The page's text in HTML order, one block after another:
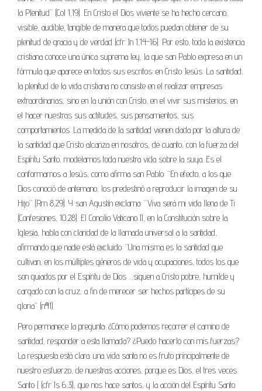
la Plenitud” (Col 1,19). En Cristo el Dios viviente se ha hecho cercano,
visible, audible, tangible de manera que todos puedan obtener de su
plenitud de gracia y de verdad (cfr Jn 1,14-16). Por esto, toda la existencia
cristiana conoce una única suprema ley, la que san Pablo expresa en un
fórmula que aparece en todos sus escritos: en Cristo Jesús. La santidad,
la plenitud de la vida cristiana no consiste en el realizar empresas
extraordinarias, sino en la unión con Cristo, en el vivir sus misterios, en
el hacer nuestras sus actitudes, sus pensamientos, sus
comportamientos. La medida de la santidad vienen dada por la altura de
la santidad que Cristo alcanza en nosotros, de cuanto, con la fuerza del
Espíritu Santo, modelamos toda nuestra vida sobre la suya. Es el
conformarnos a Jesús, como afirma san Pablo: “En efecto, a los que
Dios conoció de antemano, los predestinó a reproducir la imagen de su
Hijo” (Rm 8,29). Y san Agustín exclama: “Viva será mi vida llena de Ti
(Confesiones, 10,28). El Concilio Vaticano II, en la Constitución sobre la
Iglesia, habla con claridad de la llamada universal a la santidad,
afirmando que nadie está excluido: “Una misma es la santidad que
cultivan, en los múltiples géneros de vida y ocupaciones, todos los que
son guiados por el Espíritu de Dios …siguen a Cristo pobre, humilde y
cargado con la cruz, a fin de merecer ser hechos partícipes de su
gloria” (nº41).
Pero permanece la pregunta: ¿Cómo podemos recorrer el camino de
santidad, responder a esta llamada? ¿Puedo hacerlo con mis fuerzas?
La respuesta está clara: una vida santa no es fruto principalmente de
nuestro esfuerzo, de nuestras acciones, porque es Dios, el tres veces
Santo ( (cfr Is 6,3), que nos hace santos, y la acción del Espíritu Santo